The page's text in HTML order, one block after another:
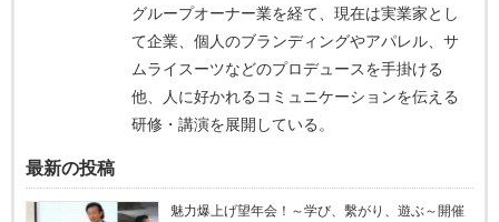
グループオーナー業を経て、現在は実業家とし
て企業、個人のブランディングやアパレル、サ
ムライスーツなどのプロデュースを手掛ける
他、人に好かれるコミュニケーションを伝える
研修・講演を展開している。
最新の投稿
魅力爆上げ望年会！～学び、繫がり、遊ぶ～開催